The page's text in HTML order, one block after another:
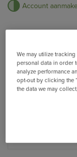
Account
Maak
Als u eerder een e-
registratie; anders,
We may utilize
personal data in order
analyze performance
opt-out by clicking the
the data we may